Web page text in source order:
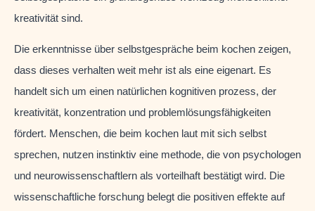
kreativität sind.
Die erkenntnisse über selbstgespräche beim kochen zeigen,
dass dieses verhalten weit mehr ist als eine eigenart. Es
handelt sich um einen natürlichen kognitiven prozess, der
kreativität, konzentration und problemlösungsfähigkeiten
fördert. Menschen, die beim kochen laut mit sich selbst
sprechen, nutzen instinktiv eine methode, die von psychologen
und neurowissenschaftlern als vorteilhaft bestätigt wird. Die
wissenschaftliche forschung belegt die positiven effekte auf